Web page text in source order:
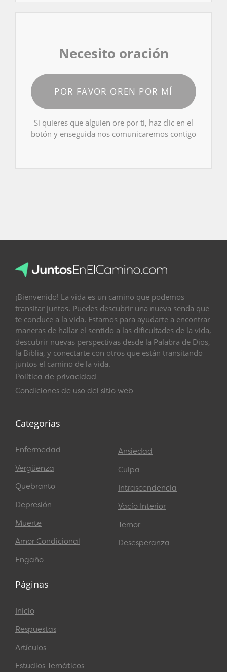
Necesito oración
POR FAVOR OREN POR MÍ
Si quieres que alguien ore por ti, haz clic en el
botón y enseguida nos comunicaremos contigo
¡Bienvenido! La vida es un camino que podemos
transitar juntos. Puedes descubrir una nueva senda que
te conduce a la vida. Estamos para ayudarte a encontrar
maneras de hallar el sentido a las dificultades de la vida,
descubrir nuevas perspectivas desde la Palabra de Dios,
la Biblia, y conectarte con otros que están transitando
juntos el camino de la vida.
Política de privacidad
Condiciones de uso del sitio web
Categorías
Enfermedad
Vergüenza
Quebranto
Depresión
Muerte
Amor Condicional
Engaño
Ansiedad
Culpa
Intrascendencia
Vacío Interior
Temor
Desesperanza
Páginas
Inicio
Respuestas
Artículos
Estudios Temáticos